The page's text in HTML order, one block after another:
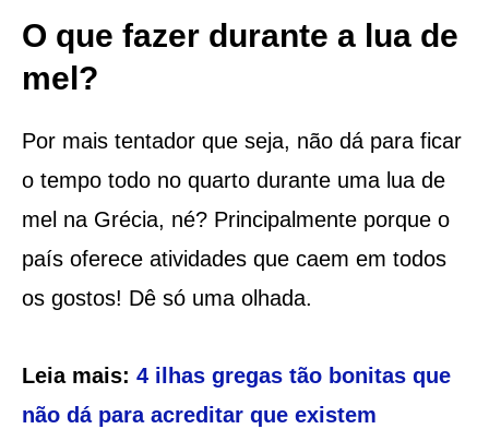
O que fazer durante a lua de
mel?
Por mais tentador que seja, não dá para ficar
o tempo todo no quarto durante uma lua de
mel na Grécia, né? Principalmente porque o
país oferece atividades que caem em todos
os gostos! Dê só uma olhada.
Leia mais: 4 ilhas gregas tão bonitas que
não dá para acreditar que existem